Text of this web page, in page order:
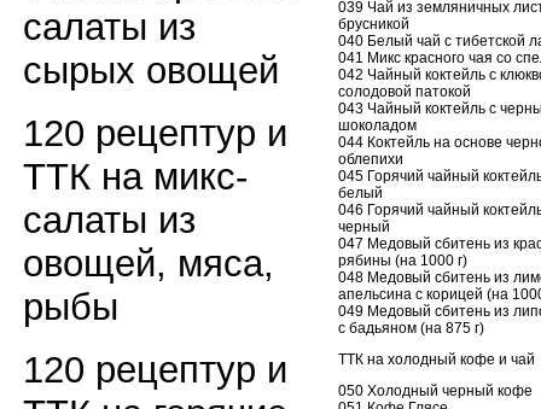
салаты из
сырых овощей
120 рецептур и
ТТК на микс-
салаты из
овощей, мяса,
рыбы
120 рецептур и
039 Чай из земляничных
брусникой
040 Белый чай с тибетской
041 Микс красного чая со
042 Чайный коктейль с
солодовой патокой
043 Чайный коктейль с
шоколадом
044 Коктейль на основе
облепихи
045 Горячий чайный
белый
046 Горячий чайный
черный
047 Медовый сбитень из
рябины (на 1000 г)
048 Медовый сбитень из
апельсина с корицей (на
049 Медовый сбитень из
с бадьяном (на 875 г)
ТТК на холодный кофе и чай
050 Холодный черный кофе